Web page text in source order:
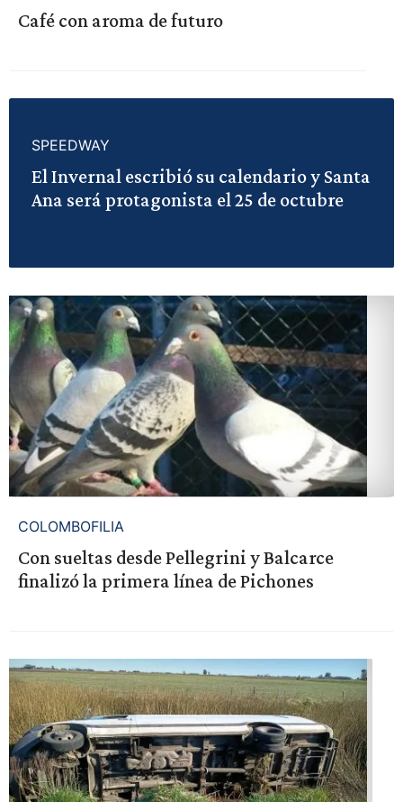
Café con aroma de futuro
SPEEDWAY
El Invernal escribió su calendario y Santa
Ana será protagonista el 25 de octubre
COLOMBOFILIA
Con sueltas desde Pellegrini y Balcarce
finalizó la primera línea de Pichones